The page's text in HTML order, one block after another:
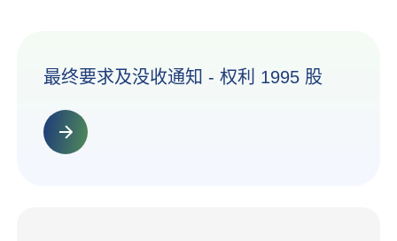
最终要求及没收通知 - 权利 1995 股